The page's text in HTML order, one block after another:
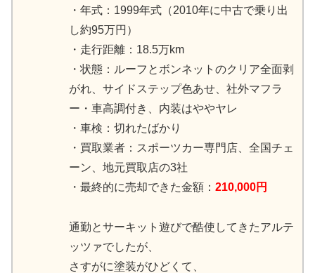
・年式：1999年式（2010年に中古で乗り出
し約95万円）
・走行距離：18.5万km
・状態：ルーフとボンネットのクリア全面剥
がれ、サイドステップ色あせ、社外マフラ
ー・車高調付き、内装はややヤレ
・車検：切れたばかり
・買取業者：スポーツカー専門店、全国チェ
ーン、地元買取店の3社
・最終的に売却できた金額： 210,000円
通勤とサーキット遊びで酷使してきたアルテ
ッツァでしたが、
さすがに塗装がひどくて、